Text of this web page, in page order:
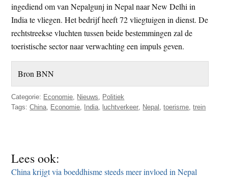
ingediend om van Nepalgunj in Nepal naar New Delhi in
India te vliegen. Het bedrijf heeft 72 vliegtuigen in dienst. De
rechtstreekse vluchten tussen beide bestemmingen zal de
toeristische sector naar verwachting een impuls geven.
Bron BNN
Categorie: Economie, Nieuws, Politiek
Tags:China, Economie, India, luchtverkeer, Nepal ,toerisme,trein
Lees ook:
China krijgt via boeddhisme steeds meer invloed in Nepal